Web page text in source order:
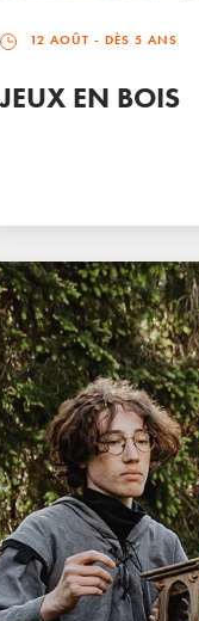
12 AOÛT - DÈS 5 ANS
JEUX EN BOIS